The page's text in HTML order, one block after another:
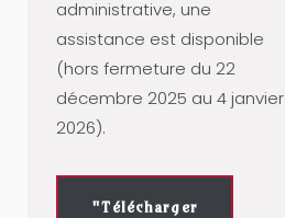
administrative, une
assistance est disponible
(hors fermeture du 22
décembre 2025 au 4 janvier
2026).
"Télécharger